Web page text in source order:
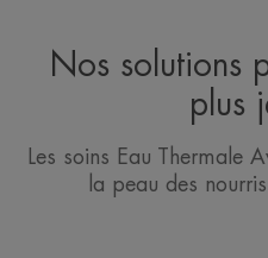
Nos solutions
plus
Les soins Eau Thermale
la peau des